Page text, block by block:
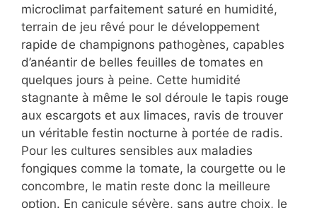
microclimat parfaitement saturé en humidité,
terrain de jeu rêvé pour le développement
rapide de champignons pathogènes, capables
d’anéantir de belles feuilles de tomates en
quelques jours à peine. Cette humidité
stagnante à même le sol déroule le tapis rouge
aux escargots et aux limaces, ravis de trouver
un véritable festin nocturne à portée de radis.
Pour les cultures sensibles aux maladies
fongiques comme la tomate, la courgette ou le
concombre, le matin reste donc la meilleure
option. En canicule sévère, sans autre choix, le